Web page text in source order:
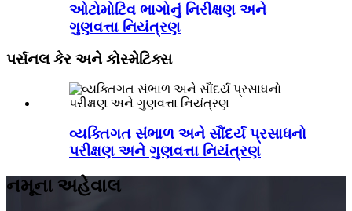
ઓટોમોટિવ ભાગોનું નિરીક્ષણ અને
ગુણવત્તા નિયંત્રણ
પર્સનલ કેર અને કોસ્મેટિક્સ
વ્યક્તિગત સંભાળ અને સૌંદર્ય પ્રસાધનો
પરીક્ષણ અને ગુણવત્તા નિયંત્રણ
નમૂના અહેવાલ